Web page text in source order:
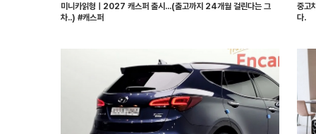
미니카읽형ㅣ2027 캐스퍼 출시...(출고까지 24개월 걸린다는 그
차..) #캐스퍼
중고
다.